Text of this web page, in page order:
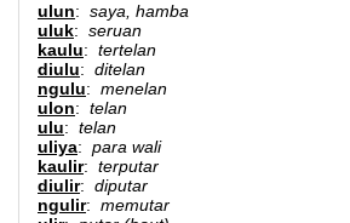
ulun: saya, hamba
uluk: seruan
kaulu: tertelan
diulu: ditelan
ngulu: menelan
ulon: telan
ulu: telan
uliya: para wali
kaulir: terputar
diulir: diputar
ngulir: memutar